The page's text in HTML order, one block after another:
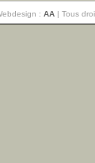
: AA | Tous